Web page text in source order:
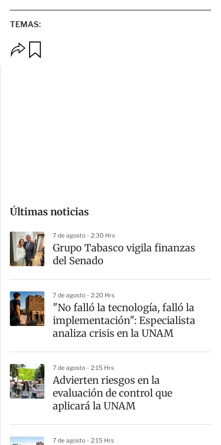
TEMAS:
m
a
r
t
r
Últimas noticias
7 de agosto - 2:30 Hrs
Grupo Tabasco vigila finanzas
del Senado
7 de agosto - 2:20 Hrs
"No falló la tecnología, falló la
implementación": Especialista
analiza crisis en la UNAM
7 de agosto - 2:15 Hrs
Advierten riesgos en la
evaluación de control que
aplicará la UNAM
7 de agosto - 2:15 Hrs